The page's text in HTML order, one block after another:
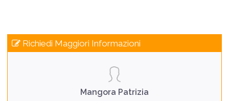
Richiedi Maggiori Informazioni
Mangora Patrizia